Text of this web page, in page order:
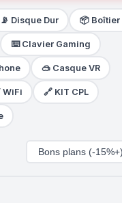
📡 Disque Dur 📦 Boîtier
⌨️ Clavier Gaming
🥽 Casque VR
WiFi 🔗 KIT CPL